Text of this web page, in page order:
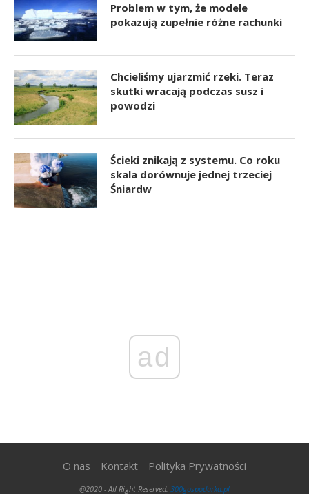
Problem w tym, że modele
pokazują zupełnie różne rachunki
Chcieliśmy ujarzmić rzeki. Teraz
skutki wracają podczas susz i
powodzi
Ścieki znikają z systemu. Co roku
skala dorównuje jednej trzeciej
Śniardw
ad
O nas Kontakt Polityka Prywatności
@2020 - All Right Reserved. 300gospodarka.pl